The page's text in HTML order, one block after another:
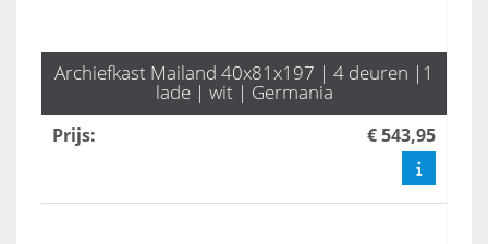
Archiefkast Mailand 40x81x197 | 4 deuren |1
lade | wit | Germania
Prijs: € 543,95